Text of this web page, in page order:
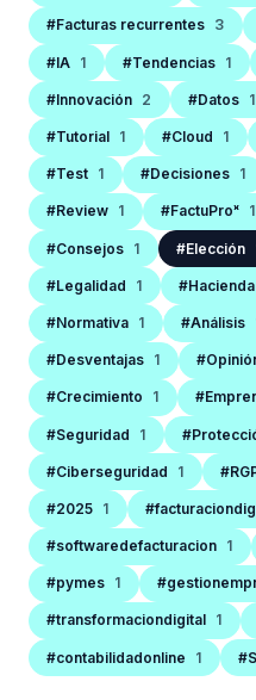
#Facturas recurrentes 3
#IA 1 #Tendencias 1
#Innovación 2 #Datos 1
#Tutorial 1 #Cloud 1
#Test 1 #Decisiones 1
#Review 1 #FactuProˣ 1
#Consejos 1 #Elección
#Legalidad 1 #Hacienda
#Normativa 1 #Análisis
#Desventajas 1
#Crecimiento 1
#Seguridad 1
#Ciberseguridad 1
#2025 1
#softwaredefacturacion 1
#pymes 1
#transformaciondigital 1
#contabilidadonline 1
Las
que